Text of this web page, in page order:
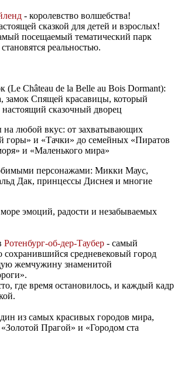
- королевство волшебства!
сказкой для детей и взрослых!
посещаемый тематический парк
реальностью.
(Le Château de la Belle au Bois Dormant):
замок Спящей красавицы, который
настоящий сказочный дворец
на любой вкус: от захватывающих
горы» и «Тачки» до семейных «Пиратов
и «Маленького мира»
персонажами: Микки Маус,
Дак, принцессы Диснея и многие
эмоций, радости и незабываемых
Ротенбург-об-дер-Таубер - самый
средневековый город
жемчужину знаменитой
где время остановилось, и каждый кадр
из самых красивых городов мира,
Прагой» и «Городом ста